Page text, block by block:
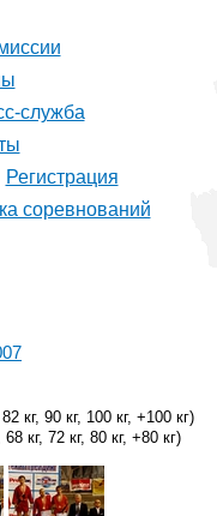
служба
Регистрация
соревнований
кг, 90 кг, 100 кг, +100 кг)
кг, 72 кг, 80 кг, +80 кг)